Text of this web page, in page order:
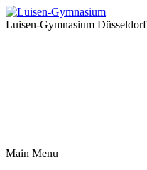
Luisen-Gymnasium Düsseldorf
Main Menu